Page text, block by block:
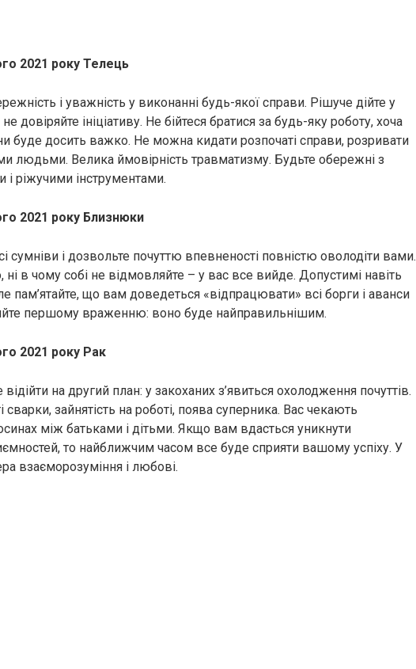
2021 року Телець
і уважність у виконанні будь-якої справи. Рішуче дійте у
довіряйте ініціативу. Не бійтеся братися за будь-яку роботу, хоча
буде досить важко. Не можна кидати розпочаті справи, розривати
людьми. Велика ймовірність травматизму. Будьте обережні з
ріжучими інструментами.
2021 року Близнюки
сумніви і дозвольте почуттю впевненості повністю оволодіти вами.
в чому собі не відмовляйте – у вас все вийде. Допустимі навіть
пам’ятайте, що вам доведеться «відпрацювати» всі борги і аванси
першому враженню: воно буде найправильнішим.
2021 року Рак
на другий план: у закоханих з’явиться охолодження почуттів.
сварки, зайнятість на роботі, поява суперника. Вас чекають
між батьками і дітьми. Якщо вам вдасться уникнути
то найближчим часом все буде сприяти вашому успіху. У
взаєморозуміння і любові.